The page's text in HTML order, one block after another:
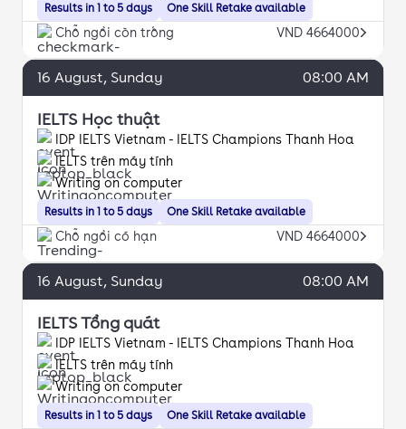
Results in 1 to 5 days One Skill Retake available
Chỗ ngồi còn trống VND 4664000
16 August, Sunday 08:00 AM
IELTS Học thuật
IDP IELTS Vietnam - IELTS Champions Thanh Hoa
Results in 1 to 5 days
IELTS trên máy tính
Writing on computer
One Skill Retake available
Chỗ ngồi có hạn VND 4664000
16 August, Sunday 08:00 AM
IELTS Tổng quát
IDP IELTS Vietnam - IELTS Champions Thanh Hoa
Results in 1 to 5 days
IELTS trên máy tính
Writing on computer
One Skill Retake available